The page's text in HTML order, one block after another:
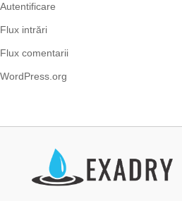
Autentificare
Flux intrări
Flux comentarii
WordPress.org